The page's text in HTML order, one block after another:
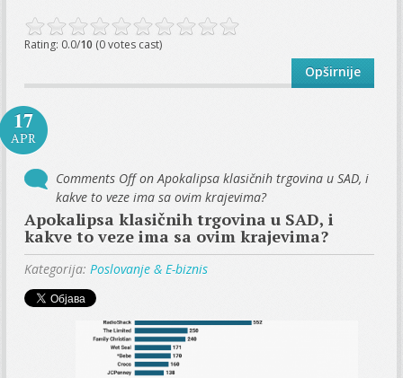
Rating: 0.0/10 (0 votes cast)
Opširnije
17
APR
Comments Offon Apokalipsa klasičnih trgovina u SAD, i
kakve to veze ima sa ovim krajevima?
Apokalipsa klasičnih trgovina u SAD, i
kakve to veze ima sa ovim krajevima?
Kategorija:Poslovanje & E-biznis